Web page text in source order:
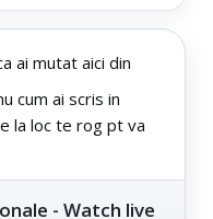
ai mutat aici din
cum ai scris in
la loc te rog pt va
- Watch live